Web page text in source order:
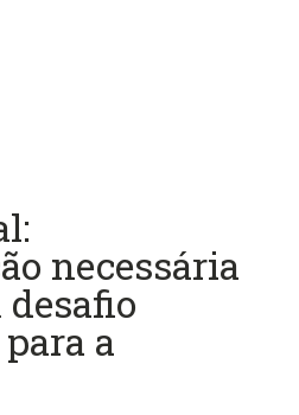
necessária
a